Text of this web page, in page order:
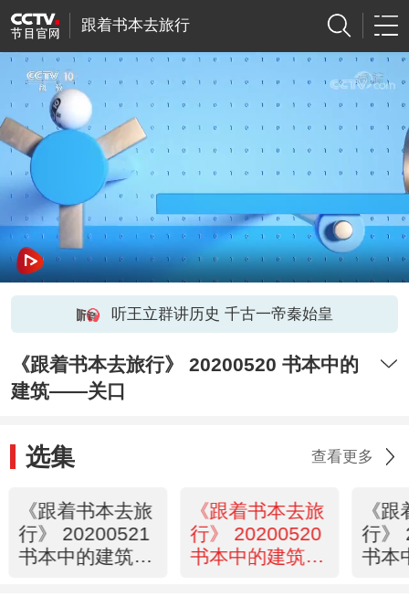
跟着书本去旅行
听王立群讲历史 千古一帝秦始皇
《跟着书本去旅行》 20200520 书本中的
建筑——关口
选集 查看更多
《跟着书本去旅
行》 20200521
书本中的建筑
《跟着书本去旅
行》 20200520
书本中的建筑
《
行》
书本